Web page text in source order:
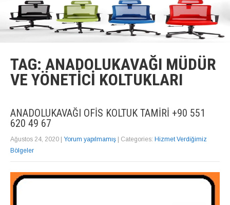
TAG: ANADOLUKAVAĞI MÜDÜR
VE YÖNETICI KOLTUKLARI
ANADOLUKAVAĞI OFIS KOLTUK TAMIRI +90 551
620 49 67
Ağustos 24, 2020 | Yorum yapılmamış | Categories: Hizmet Verdiğimiz
Bölgeler